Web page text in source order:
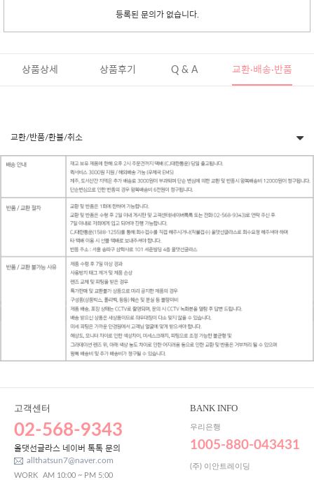
등록된 문의가 없습니다.
상품상세 상품후기 Q & A 교환·배송·반품
교환/반품/환불/취소
고객센터
02-568-9343
올댓선글라스 네이버 톡톡 문의
allthatsun7@naver.com
WORK
AM 10:00 ~ PM 5:00
BANK INFO
우리은행
1005-880-043431
(주) 이안트레이딩